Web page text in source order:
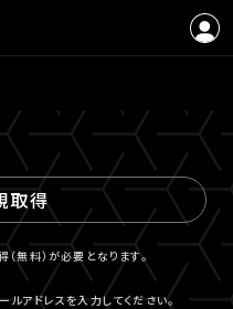
取得
無料）が必要となります。
アドレスを入力してください。